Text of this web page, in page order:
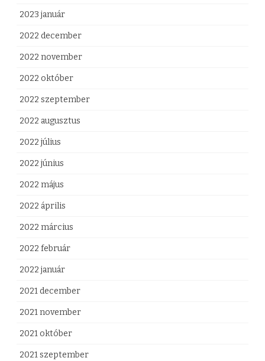
2023 január
2022 december
2022 november
2022 október
2022 szeptember
2022 augusztus
2022 július
2022 június
2022 május
2022 április
2022 március
2022 február
2022 január
2021 december
2021 november
2021 október
2021 szeptember